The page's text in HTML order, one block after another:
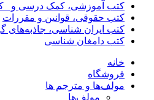
کتب آموزشی، کمک درسی و
کتب حقوقی، قوانین و مقررات
کتب ایران شناسی، جاذبه‌های
کتب دامغان شناسی
خانه
فروشگاه
مولف‌ها و مترجم ها
مولف‌ها